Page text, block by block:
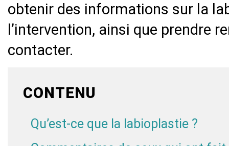
obtenir des informations sur la
l’intervention, ainsi que prendre
contacter.
CONTENU
Qu’est-ce que la labioplastie ?